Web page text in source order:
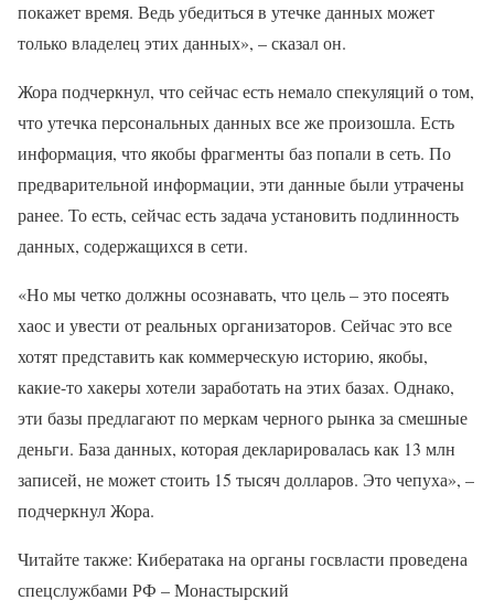
покажет время. Ведь убедиться в утечке данных может
только владелец этих данных», – сказал он.
Жора подчеркнул, что сейчас есть немало спекуляций о том,
что утечка персональных данных все же произошла. Есть
информация, что якобы фрагменты баз попали в сеть. По
предварительной информации, эти данные были утрачены
ранее. То есть, сейчас есть задача установить подлинность
данных, содержащихся в сети.
«Но мы четко должны осознавать, что цель – это посеять
хаос и увести от реальных организаторов. Сейчас это все
хотят представить как коммерческую историю, якобы,
какие-то хакеры хотели заработать на этих базах. Однако,
эти базы предлагают по меркам черного рынка за смешные
деньги. База данных, которая декларировалась как 13 млн
записей, не может стоить 15 тысяч долларов. Это чепуха», –
подчеркнул Жора.
Читайте также: Кибератака на органы госвласти проведена
спецслужбами РФ – Монастырский